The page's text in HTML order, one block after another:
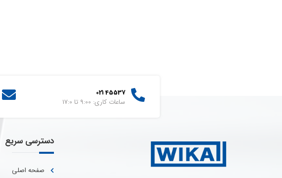
45537 021
ساعات کاری: 9:00 تا 17:0
دسترسی سریع
صفحه اصلی